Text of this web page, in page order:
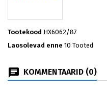
Tootekood HX6062/87
Laosolevad enne 10 Tooted
KOMMENTAARID (0)